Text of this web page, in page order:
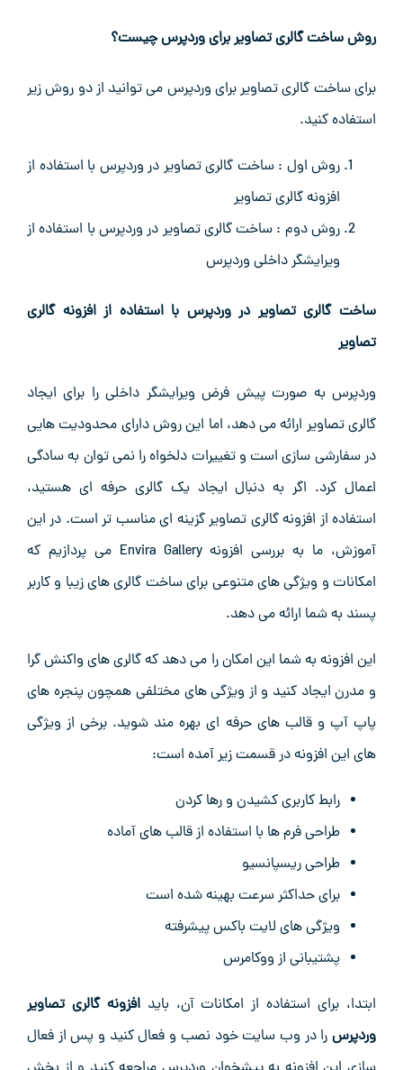
روش ساخت گالری تصاویر برای وردپرس چیست؟
برای ساخت گالری تصاویر برای وردپرس می توانید از دو روش زیر
استفاده کنید.
روش اول : ساخت گالری تصاویر در وردپرس با استفاده از
افزونه گالری تصاویر
روش دوم : ساخت گالری تصاویر در وردپرس با استفاده از
ویرایشگر داخلی وردپرس
ساخت گالری تصاویر در وردپرس با استفاده از افزونه گالری
تصاویر
وردپرس به‌ صورت پیش ‌فرض ویرایشگر داخلی را برای ایجاد
گالری تصاویر ارائه می ‌دهد، اما این روش دارای محدودیت ‌هایی
در سفارشی‌ سازی است و تغییرات دلخواه را نمی ‌توان به‌ سادگی
اعمال کرد. اگر به دنبال ایجاد یک گالری حرفه ‌ای هستید،
استفاده از افزونه گالری تصاویر گزینه ‌ای مناسب ‌تر است. در این
آموزش، ما به بررسی افزونه Envira Gallery می ‌پردازیم که
امکانات و ویژگی ‌های متنوعی برای ساخت گالری ‌های زیبا و کاربر
پسند به شما ارائه می ‌دهد.
این افزونه به شما این امکان را می ‌دهد که گالری ‌های واکنش ‌گرا
و مدرن ایجاد کنید و از ویژگی ‌های مختلفی همچون پنجره‌ های
پاپ ‌آپ و قالب ‌های حرفه ‌ای بهره ‌مند شوید. برخی از ویژگی
‌های این افزونه در قسمت زیر آمده است:
رابط کاربری کشیدن و رها کردن
طراحی فرم‌ ها با استفاده از قالب‌ های آماده
طراحی ریسپانسیو
برای حداکثر سرعت بهینه شده است
ویژگی ‌های لایت باکس پیشرفته
پشتیبانی از ووکامرس
ابتدا، برای استفاده از امکانات آن، بایدافزونه گالری تصاویر
وردپرس را در وب ‌سایت خود نصب و فعال کنید و پس از فعال‌